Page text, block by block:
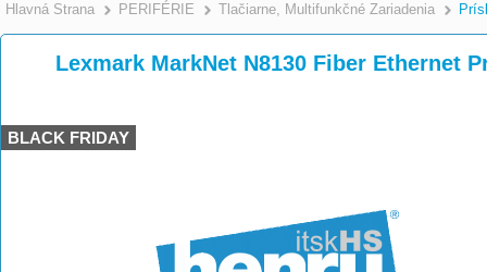
Hlavná Strana >
PERIFÉRIE >
Tlačiarne, Multifunkčné Zariadenia
Lexmark MarkNet N8130 Fiber Ethernet
BLACK FRIDAY